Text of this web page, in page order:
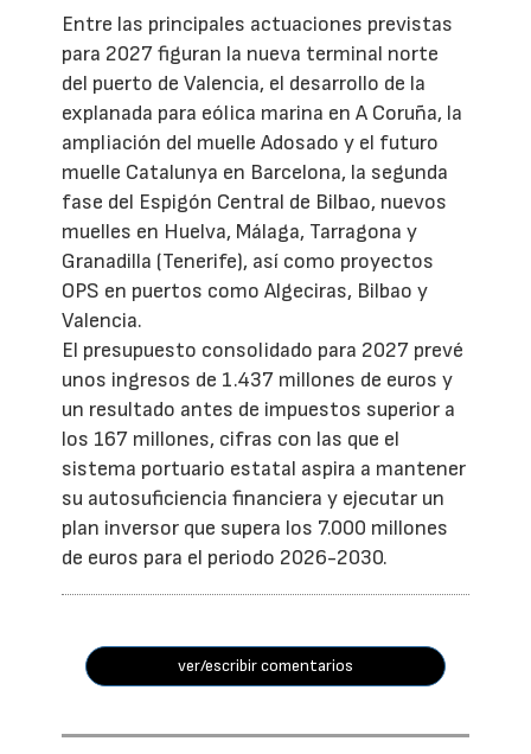
Entre las principales actuaciones previstas
para 2027 figuran la nueva terminal norte
del puerto de Valencia, el desarrollo de la
explanada para eólica marina en A Coruña, la
ampliación del muelle Adosado y el futuro
muelle Catalunya en Barcelona, la segunda
fase del Espigón Central de Bilbao, nuevos
muelles en Huelva, Málaga, Tarragona y
Granadilla (Tenerife), así como proyectos
OPS en puertos como Algeciras, Bilbao y
Valencia.
El presupuesto consolidado para 2027 prevé
unos ingresos de 1.437 millones de euros y
un resultado antes de impuestos superior a
los 167 millones, cifras con las que el
sistema portuario estatal aspira a mantener
su autosuficiencia financiera y ejecutar un
plan inversor que supera los 7.000 millones
de euros para el periodo 2026-2030.
ver/escribir comentarios